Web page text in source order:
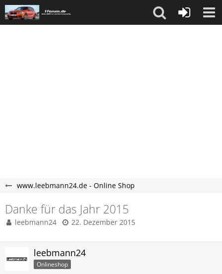
www.leebmann24.de - Online Shop
Danke für das Jahr 2015
leebmann24 22. Dezember 2015
leebmann24
Onlineshop